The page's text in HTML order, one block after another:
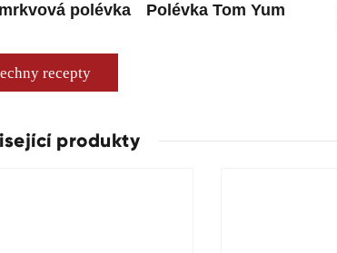
produkty
polévka
Polévka Tom Yum
recepty